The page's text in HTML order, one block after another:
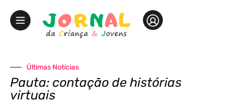
Últimas Notícias
Pauta: contação de histórias
virtuais